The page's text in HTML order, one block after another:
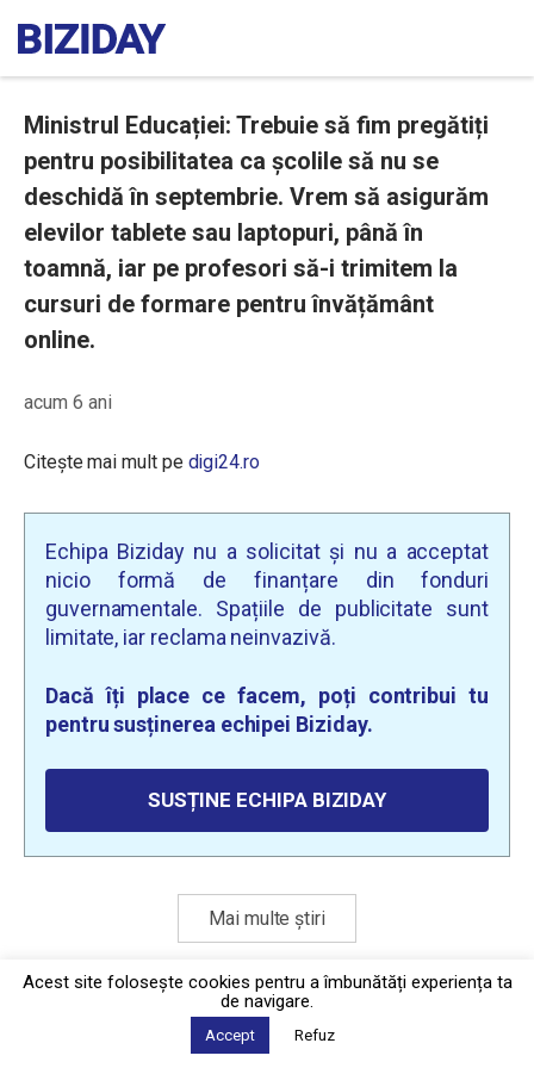
Ministrul Educației: Trebuie să fim pregătiți
pentru posibilitatea ca școlile să nu se
deschidă în septembrie. Vrem să asigurăm
elevilor tablete sau laptopuri, până în
toamnă, iar pe profesori să-i trimitem la
cursuri de formare pentru învățământ
online.
acum 6 ani
Citește mai mult pe digi24.ro
Echipa Biziday nu a solicitat și nu a acceptat
nicio formă de finanțare din fonduri
guvernamentale. Spațiile de publicitate sunt
limitate, iar reclama neinvazivă.
Dacă îți place ce facem, poți contribui tu
pentru susținerea echipei Biziday.
SUSȚINE ECHIPA BIZIDAY
Mai multe știri
Politica de confidențialitate
2026 © Biziday
Acest site foloseşte cookies pentru a îmbunătăți experiența ta
de navigare.
Accept Refuz